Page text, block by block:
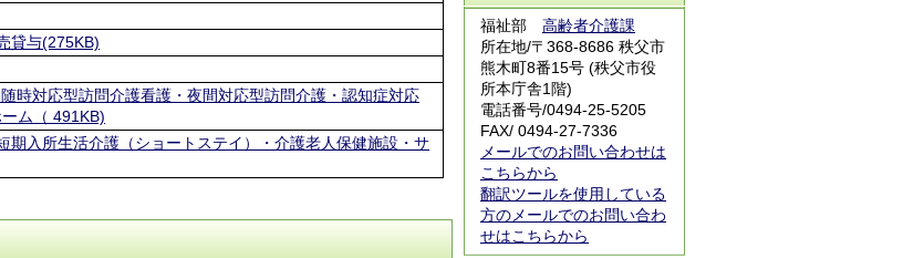
貸与(275KB)
時対応型訪問介護看護・夜間対応型訪問介護・認知症対応
ム（ 491KB)
期入所生活介護（ショートステイ）・介護老人保健施設・サ
福祉部 高齢者介護課
所在地/〒368-8686 秩父市
熊木町8番15号 (秩父市役
所本庁舎1階)
電話番号/0494-25-5205
FAX/ 0494-27-7336
メールでのお問い合わせは
こちらから
翻訳ツールを使用している
方のメールでのお問い合わ
せはこちらから